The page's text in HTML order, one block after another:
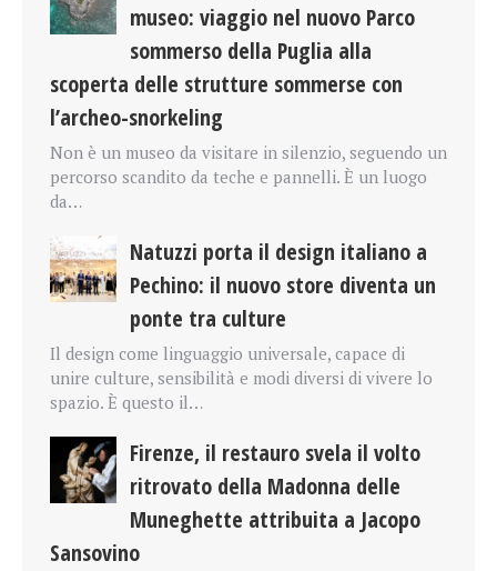
museo: viaggio nel nuovo Parco
sommerso della Puglia alla
scoperta delle strutture sommerse con
l’archeo-snorkeling
Non è un museo da visitare in silenzio, seguendo un
percorso scandito da teche e pannelli. È un luogo
da…
Natuzzi porta il design italiano a
Pechino: il nuovo store diventa un
ponte tra culture
Il design come linguaggio universale, capace di
unire culture, sensibilità e modi diversi di vivere lo
spazio. È questo il…
Firenze, il restauro svela il volto
ritrovato della Madonna delle
Muneghette attribuita a Jacopo
Sansovino